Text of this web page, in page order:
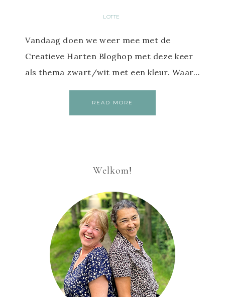
LOTTE
Vandaag doen we weer mee met de
Creatieve Harten Bloghop met deze keer
als thema zwart/wit met een kleur. Waar…
READ MORE
Welkom!